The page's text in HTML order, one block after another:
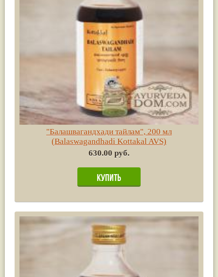
"Балашвагандхади тайлам", 200 мл
(Balaswagandhadi Kottakal AVS)
630.00 руб.